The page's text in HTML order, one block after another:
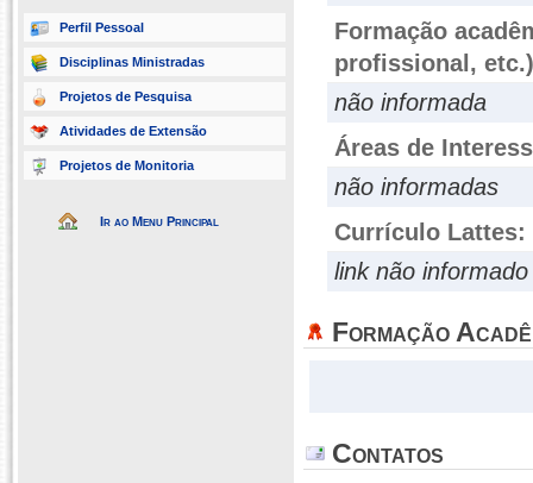
Perfil Pessoal
Disciplinas Ministradas
Projetos de Pesquisa
Atividades de Extensão
Projetos de Monitoria
Ir ao Menu Principal
Formação
profissional, etc.)
não informada
Áreas de
não informadas
Currículo Lattes:
link não informado
Formação
Contatos